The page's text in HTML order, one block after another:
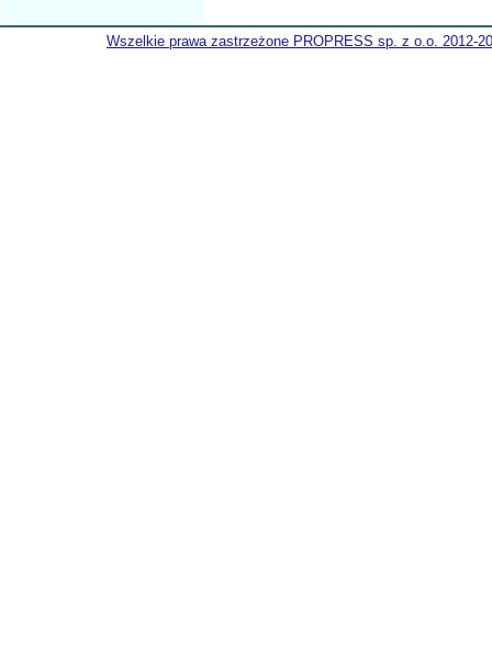
Wszelkie prawa zastrzeżone PROPRESS sp. z o.o. 2012-